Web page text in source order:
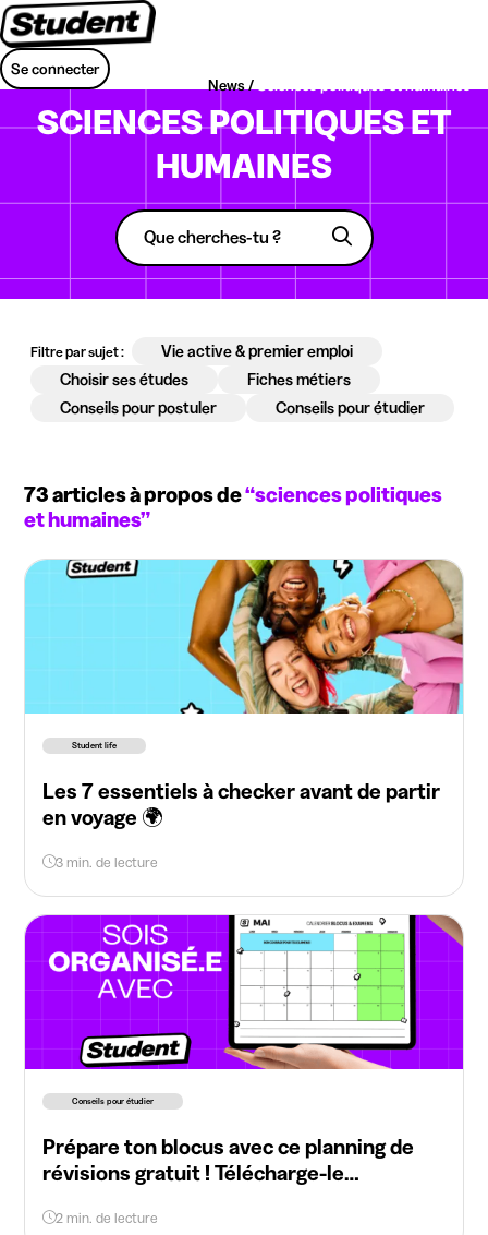
Se connecter
SCIENCES POLITIQUES ET
HUMAINES
News /Sciences politiques et humaines
Filtre par sujet :
Vie active & premier emploi
Choisir ses études
Fiches métiers
Conseils pour postuler
Conseils pour étudier
73 articles à propos de“sciences politiques
et humaines”
Student life
Les 7 essentiels à checker avant de partir
en voyage 🌍
3 min. de lecture
Conseils pour étudier
Prépare ton blocus avec ce planning de
révisions gratuit ! Télécharge-le
2 min. de lecture